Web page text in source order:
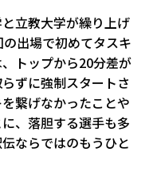
立教大学が繰り上げ
出場で初めてタスキ
トップから20分差が
ずに強制スタートさ
繋げなかったことや
、落胆する選手も多
ならではのもうひと